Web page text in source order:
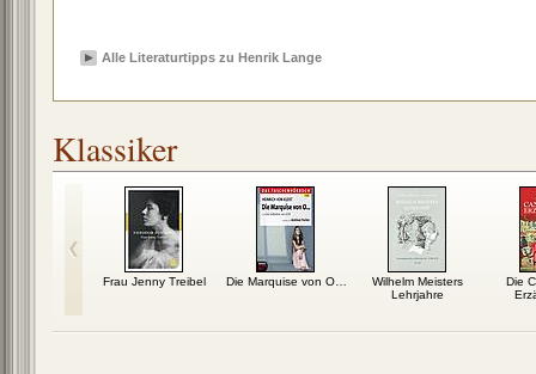
Alle Literaturtipps zu Henrik Lange
Klassiker
Frau Jenny Treibel Die Marquise von O…
Wilhelm Meisters
Lehrjahre
Die